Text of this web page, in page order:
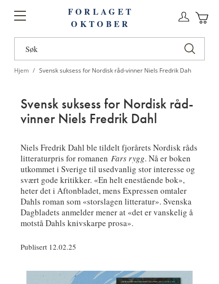
Toggle
FORLAGET
OKTOBER
Hjem Svensk suksess for Nordisk råd-vinner Niels Fredrik Dah
Svensk suksess for Nordisk råd-
vinner Niels Fredrik Dahl
Niels Fredrik Dahl ble tildelt fjorårets Nordisk råds
litteraturpris for romanen Fars rygg. Nå er boken
utkommet i Sverige til usedvanlig stor interesse og
svært gode kritikker. «En helt enestående bok»,
heter det i Aftonbladet, mens Expressen omtaler
Dahls roman som «storslagen litteratur». Svenska
Dagbladets anmelder mener at «det er vanskelig å
motstå Dahls knivskarpe prosa».
Publisert 12.02.25